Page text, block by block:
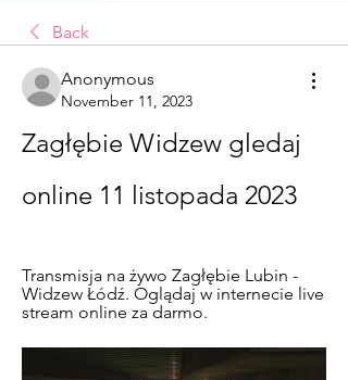
Back
Anonymous
November 11, 2023
Zagłębie Widzew gledaj
online 11 listopada 2023
Transmisja na żywo Zagłębie Lubin -
Widzew Łódź. Oglądaj w internecie live
stream online za darmo.